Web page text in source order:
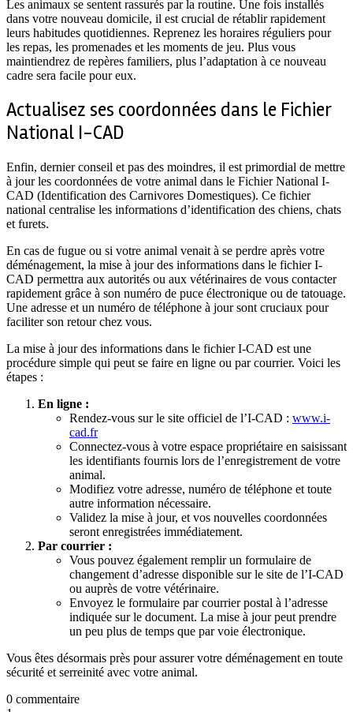
Les animaux se sentent rassurés par la routine. Une fois installés
dans votre nouveau domicile, il est crucial de rétablir rapidement
leurs habitudes quotidiennes. Reprenez les horaires réguliers pour
les repas, les promenades et les moments de jeu. Plus vous
maintiendrez de repères familiers, plus l’adaptation à ce nouveau
cadre sera facile pour eux.
Actualisez ses coordonnées dans le Fichier
National I-CAD
Enfin, dernier conseil et pas des moindres, il est primordial de mettre
à jour les coordonnées de votre animal dans le Fichier National I-
CAD (Identification des Carnivores Domestiques). Ce fichier
national centralise les informations d’identification des chiens, chats
et furets.
En cas de fugue ou si votre animal venait à se perdre après votre
déménagement, la mise à jour des informations dans le fichier I-
CAD permettra aux autorités ou aux vétérinaires de vous contacter
rapidement grâce à son numéro de puce électronique ou de tatouage.
Une adresse et un numéro de téléphone à jour sont cruciaux pour
faciliter son retour chez vous.
La mise à jour des informations dans le fichier I-CAD est une
procédure simple qui peut se faire en ligne ou par courrier. Voici les
étapes :
En ligne :
Rendez-vous sur le site officiel de l’I-CAD : www.i-
cad.fr
Connectez-vous à votre espace propriétaire en saisissant
les identifiants fournis lors de l’enregistrement de votre
animal.
Modifiez votre adresse, numéro de téléphone et toute
autre information nécessaire.
Validez la mise à jour, et vos nouvelles coordonnées
seront enregistrées immédiatement.
Par courrier :
Vous pouvez également remplir un formulaire de
changement d’adresse disponible sur le site de l’I-CAD
ou auprès de votre vétérinaire.
Envoyez le formulaire par courrier postal à l’adresse
indiquée sur le document. La mise à jour peut prendre
un peu plus de temps que par voie électronique.
Vous êtes désormais près pour assurer votre déménagement en toute
sécurité et serreinité avec votre animal.
0 commentaire